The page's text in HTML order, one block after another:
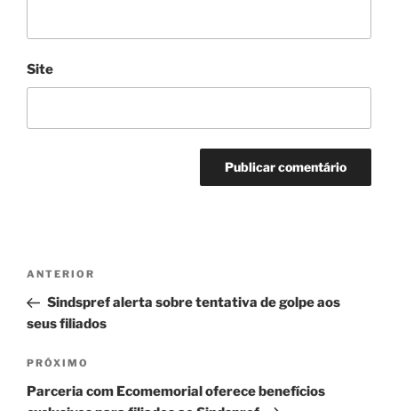
Site
Navegação
Post
Post
anterior
ANTERIOR
Sindspref alerta sobre tentativa de golpe aos
seus filiados
Próximo
post
PRÓXIMO
Parceria com Ecomemorial oferece benefícios